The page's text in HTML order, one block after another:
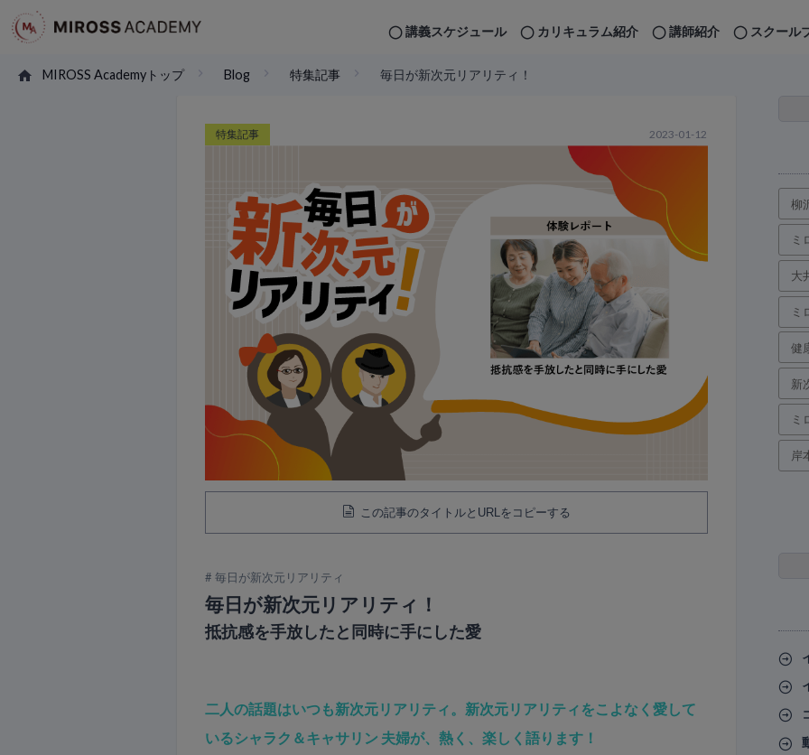
スクール
講師紹介
カリキュラム紹介
講義スケジュール
MIROSS Academyトップ Blog 特集記事 毎日が新次元リアリティ！
2023-01-12
特集記事
この記事のタイトルとURLをコピーする
毎日が新次元リアリティ
毎日が新次元リアリティ！
抵抗感を手放したと同時に手にした愛
二人の話題はいつも新次元リアリティ。新次元リアリティをこよなく愛して
いるシャラク＆キャサリン 夫婦が、熱く、楽しく語ります！
柳
ミ
大
ミ
健
新
ミ
岸